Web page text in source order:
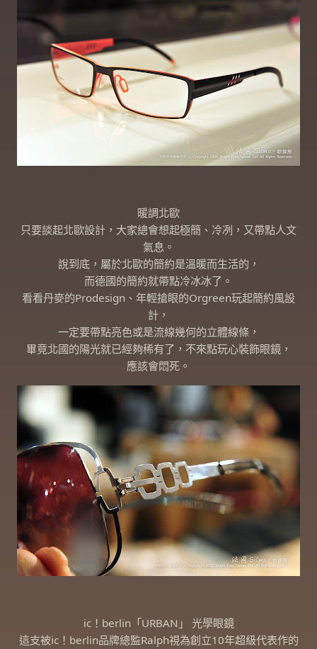
暖調北歐
只要談起北歐設計，大家總會想起極簡、冷冽，又帶點人文
氣息。
說到底，屬於北歐的簡約是溫暖而生活的，
而德國的簡約就帶點冷冰冰了。
看看丹麥的Prodesign、年輕搶眼的Orgreen玩起簡約風設
計，
一定要帶點亮色或是流線幾何的立體線條，
畢竟北國的陽光就已經夠稀有了，不來點玩心裝飾眼鏡，
應該會悶死。
ic！berlin「URBAN」 光學眼鏡
這支被ic！berlin品牌總監Ralph視為創立10年超級代表作的